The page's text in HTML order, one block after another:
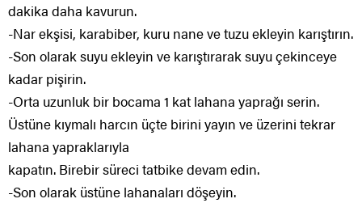
dakika daha kavurun.
-Nar ekşisi, karabiber, kuru nane ve tuzu ekleyin karıştırın.
-Son olarak suyu ekleyin ve karıştırarak suyu çekinceye
kadar pişirin.
-Orta uzunluk bir bocama 1 kat lahana yaprağı serin.
Üstüne kıymalı harcın üçte birini yayın ve üzerini tekrar
lahana yapraklarıyla
kapatın. Birebir süreci tatbike devam edin.
-Son olarak üstüne lahanaları döşeyin.